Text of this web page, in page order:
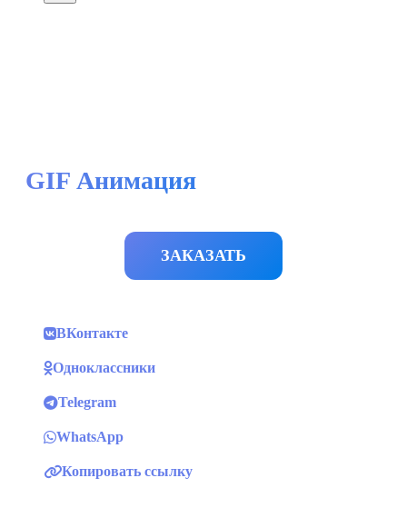
GIF Анимация
ЗАКАЗАТЬ
ВКонтакте
Одноклассники
Telegram
WhatsApp
Копировать ссылку